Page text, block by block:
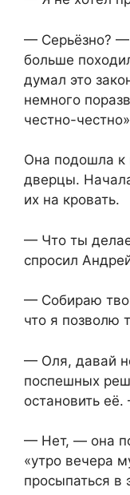
— Серьёзно? —
больше
думал это
немного
честно-
Она подошла к
дверцы.
их на кровать.
— Что ты
спросил
— Собираю
что я позволю
— Оля, давай
поспешных
остановить
— Нет, — она
«утро вечера
просыпаться в